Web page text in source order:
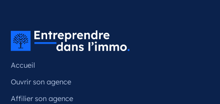
France
Référence: 87050
Plus d'infos
Candidater
Accueil
Ouvrir son agence
Affilier son agence